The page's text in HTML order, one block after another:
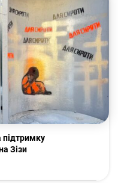
підтримку
Зізи